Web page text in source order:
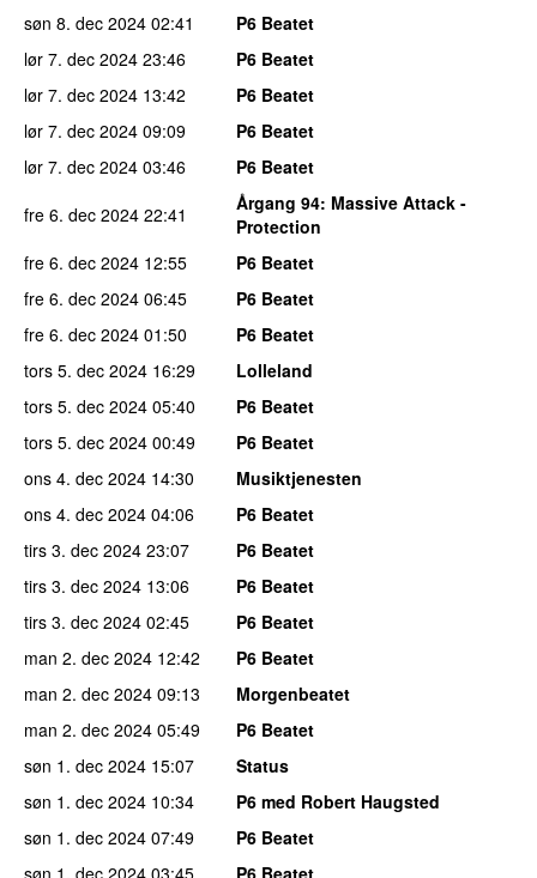
søn 8. dec 2024 02:41
P6 Beatet
lør 7. dec 2024 23:46
P6 Beatet
lør 7. dec 2024 13:42
P6 Beatet
lør 7. dec 2024 09:09
P6 Beatet
lør 7. dec 2024 03:46
P6 Beatet
fre 6. dec 2024 22:41 Årgang 94: Massive Attack -
Protection
fre 6. dec 2024 12:55
P6 Beatet
fre 6. dec 2024 06:45
P6 Beatet
fre 6. dec 2024 01:50
P6 Beatet
tors 5. dec 2024 16:29
Lolleland
tors 5. dec 2024 05:40
P6 Beatet
tors 5. dec 2024 00:49
P6 Beatet
ons 4. dec 2024 14:30
Musiktjenesten
ons 4. dec 2024 04:06
P6 Beatet
tirs 3. dec 2024 23:07
P6 Beatet
tirs 3. dec 2024 13:06
P6 Beatet
tirs 3. dec 2024 02:45
P6 Beatet
man 2. dec 2024 12:42
P6 Beatet
man 2. dec 2024 09:13
Morgenbeatet
man 2. dec 2024 05:49
P6 Beatet
søn 1. dec 2024 15:07
Status
søn 1. dec 2024 10:34
P6 med Robert Haugsted
søn 1. dec 2024 07:49
P6 Beatet
søn 1. dec 2024 03:45
P6 Beatet